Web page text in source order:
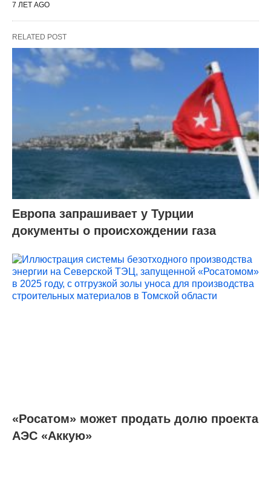
7 ЛЕТ AGO
RELATED POST
Европа запрашивает у Турции
документы о происхождении газа
«Росатом» может продать долю проекта
АЭС «Аккую»